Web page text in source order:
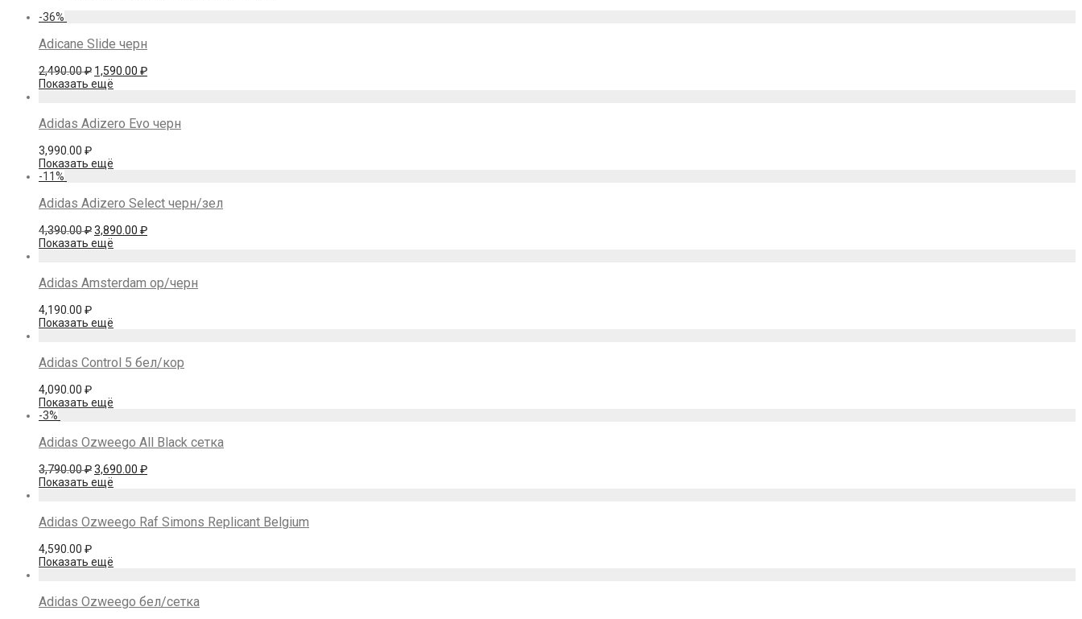
-36%
Adicane Slide черн
2,490.00₽ Первоначальная
цена
1,590.00 ₽Текущая
Показать ещё
Adidas Adizero Evo черн
3,990.00 ₽
Показать ещё
-11%
Adidas Adizero Select черн/зел
4,390.00₽Первоначальная
цена
3,890.00 ₽Текущая
Показать ещё
Adidas Amsterdam ор/черн
4,190.00 ₽
Показать ещё
Adidas Control 5 бел/кор
4,090.00 ₽
Показать ещё
-3%
Adidas Ozweego All Black сетка
3,790.00₽Первоначальная
цена
3,690.00 ₽Текущая
Показать ещё
Adidas Ozweego Raf Simons Replicant Belgium
4,590.00 ₽
Показать ещё
Adidas Ozweego бел/сетка